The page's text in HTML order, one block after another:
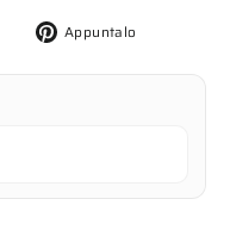
Twitta
X
Appuntalo
pin